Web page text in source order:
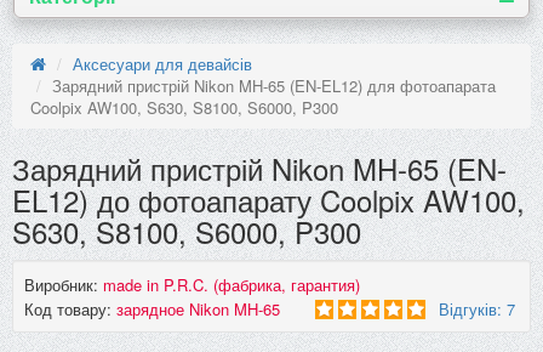
Аксесуари для девайсів
Зарядний пристрій Nikon MH-65 (EN-EL12) для фотоапарата
Coolpix AW100, S630, S8100, S6000, P300
Зарядний пристрій Nikon MH-65 (EN-
EL12) до фотоапарату Coolpix AW100,
S630, S8100, S6000, P300
Виробник: made in P.R.C. (фабрика, гарантия)
Код товару: зарядное Nikon MH-65 Відгуків: 7